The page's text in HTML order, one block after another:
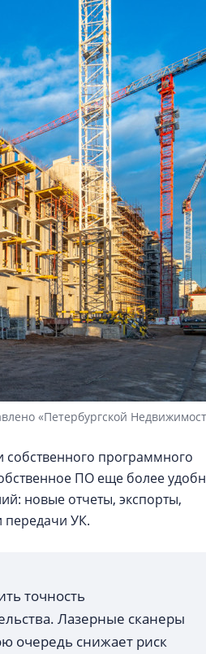
«Петербургской
собственного программного
ПО еще более
новые отчеты, экспорты,
передачи УК.
точность
Лазерные сканеры
очередь снижает риск